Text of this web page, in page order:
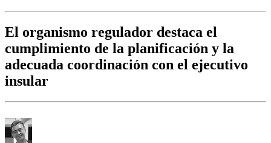
El organismo regulador destaca el
cumplimiento de la planificación y la
adecuada coordinación con el ejecutivo
insular